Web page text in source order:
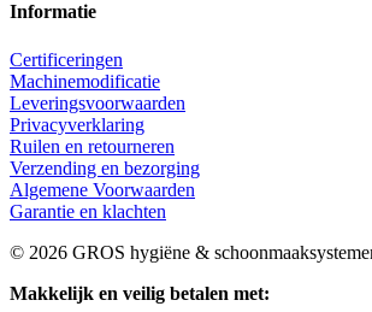
Informatie
Certificeringen
Machinemodificatie
Leveringsvoorwaarden
Privacyverklaring
Ruilen en retourneren
Verzending en bezorging
Algemene Voorwaarden
Garantie en klachten
© 2026 GROS hygiëne &
Makkelijk en veilig betalen met: